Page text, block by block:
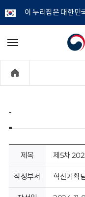
이 누리집은 대한민
개
정
보
호
위
메
기
-
제목 제5차
작성부서 혁신기획